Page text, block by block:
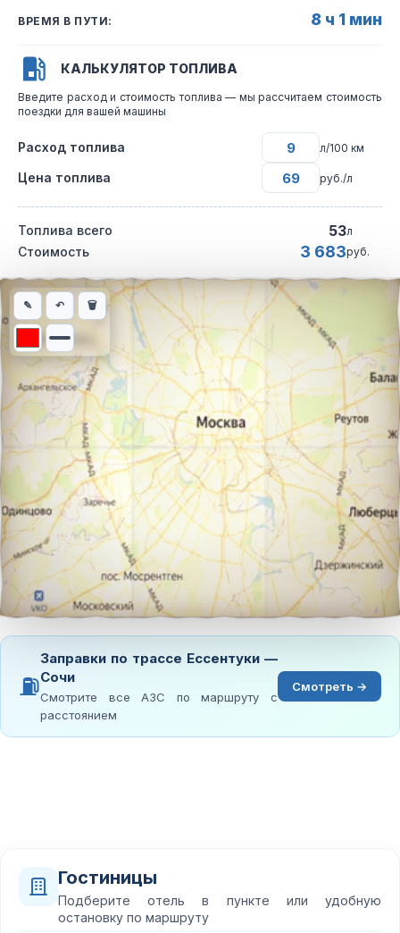
ВРЕМЯ В ПУТИ: 8 ч 1 мин
КАЛЬКУЛЯТОР ТОПЛИВА
Введите расход и стоимость топлива — мы рассчитаем стоимость
поездки для вашей машины
Расход топлива л/100 км
Цена топлива руб./л
Топлива всего 53л
Стоимость 3 683руб.
Интерактивная карта автомобильного маршрута из города
✎ ↶ 🗑
⛽
Заправки по трассе Ессентуки —
Сочи
Смотрите все АЗС по маршруту с
расстоянием
Смотреть →
Гостиницы
Подберите отель в пункте или удобную
остановку по маршруту